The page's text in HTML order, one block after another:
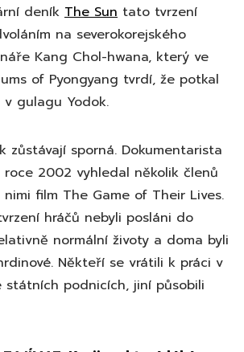
deník The Sun tato tvrzení
na severokorejského
Kang Chol-hwana, který ve
of Pyongyang tvrdí, že potkal
gulagu Yodok.
zůstávají sporná. Dokumentarista
roce 2002 vyhledal několik členů
film The Game of Their Lives.
hráčů nebyli posláni do
normální životy a doma byli
Někteří se vrátili k práci v
státních podnicích, jiní působili